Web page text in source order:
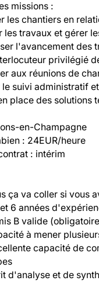
missions :
les chantiers en
les travaux et gérer
l'avancement des
privilégié
aux réunions de
le suivi administratif
place des solutions
en-Champagne
: 24EUR/heure
: intérim
ça va coller si vous
6 années
B valide
à mener
capacité de
d'analyse et de